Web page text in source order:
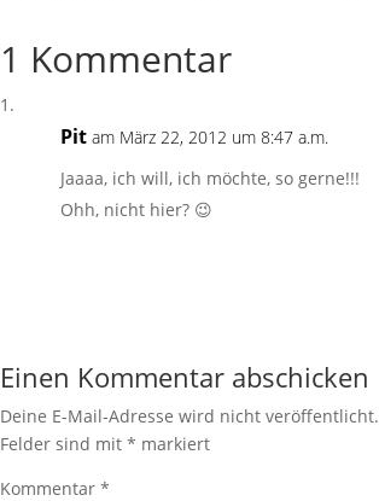
1 Kommentar
Pit am März 22, 2012 um 8:47 a.m.
Jaaaa, ich will, ich möchte, so gerne!!!
Ohh, nicht hier? 😉
Einen Kommentar abschicken
Deine E-Mail-Adresse wird nicht veröffentlicht.
Felder sind mit * markiert
Kommentar *